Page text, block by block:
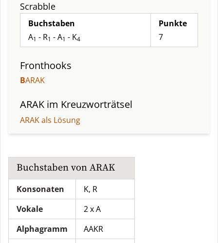
Scrabble
Buchstaben
A1 - R1 - A1 - K4
Punkte
7
Fronthooks
BARAK
ARAK im Kreuzworträtsel
ARAK als Lösung
Buchstaben von ARAK
Konsonaten
K, R
Vokale
2 x A
Alphagramm
AAKR